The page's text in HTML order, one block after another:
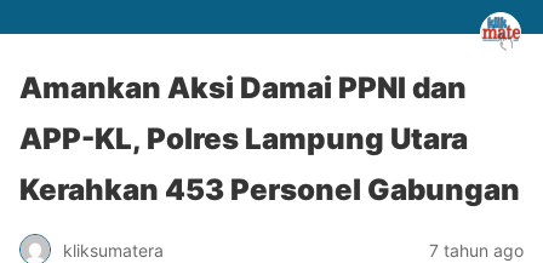
Amankan Aksi Damai PPNI dan
APP-KL, Polres Lampung Utara
Kerahkan 453 Personel Gabungan
kliksumatera 7 tahun ago